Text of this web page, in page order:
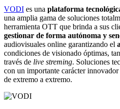
VODI es una plataforma
una amplia gama de soluciones
herramienta OTT que brinda a sus
gestionar de forma autónoma y
audiovisuales online garantizando el
condiciones de visionado óptimas,
través de live streming. Soluciones
con un importante carácter
de extremo a extremo.